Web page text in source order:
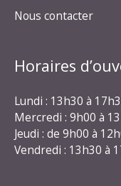
Nous contacter
Horaires
Lundi : 13h30 à
Mercredi : 9h00 à
Jeudi : de 9h00 à
Vendredi : 13h30 à